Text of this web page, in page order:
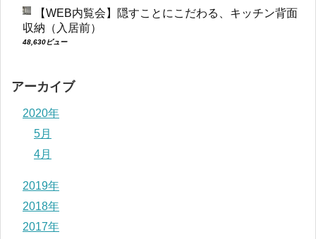
【WEB内覧会】隠すことにこだわる、キッチン背面
収納（入居前）
48,630ビュー
アーカイブ
2020年
5月
4月
2019年
2018年
2017年